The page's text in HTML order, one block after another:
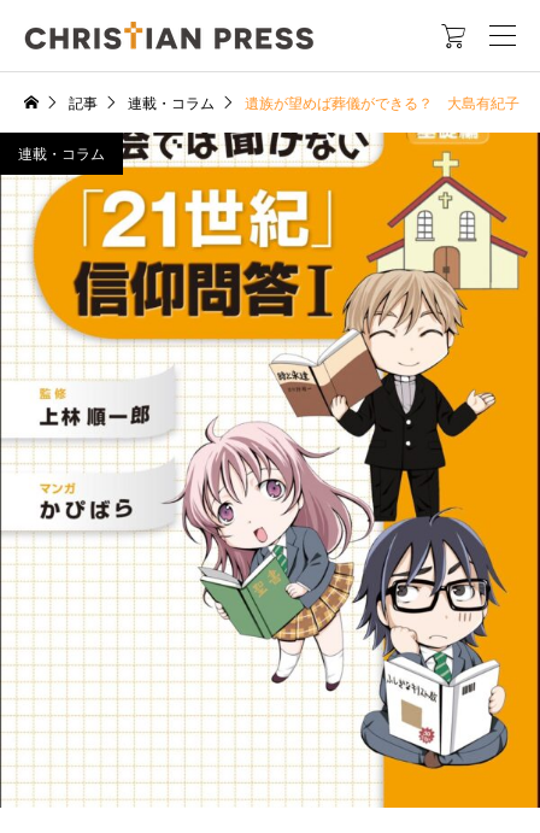

記事 連載・コラム 遺族が望めば葬儀ができる？ 大島有紀子
連載・コラム